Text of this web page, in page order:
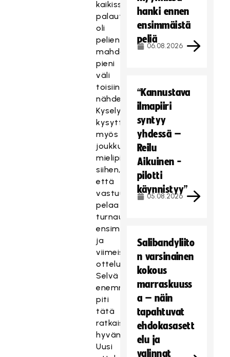
kaikissa
palautteissa
oli
pelien
mahdollisimman
pieni
väli
toisiinsa
nähden.
Kyselyssä
kysyttiin
myös
joukkueiden
mielipidettä
siihen,
että
vastuujoukkue
pelaa
turnauksen
ensimmäisessä
ja
viimeisessä
ottelussa.
Selvä
enemmistö
piti
tätä
ratkaisua
hyvänä.
Uusi
hanki ennen
ensimmäistä
peliä
06.08.2026
“Kannustava
ilmapiiri
syntyy
yhdessä –
Reilu
Aikuinen -
pilotti
käynnistyy”
05.08.2026
Salibandyliito
n varsinainen
kokous
marraskuuss
a – näin
tapahtuvat
ehdokasasett
elu ja
valinnat